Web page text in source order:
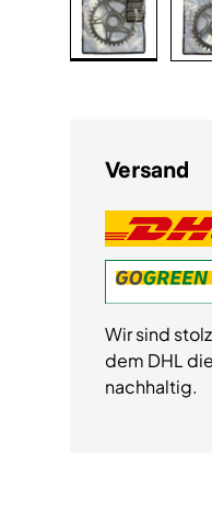
Versand
Wir sind
dem DHL
nachhaltig.